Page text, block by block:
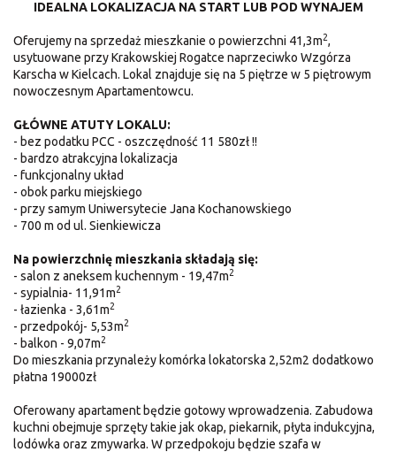
IDEALNA LOKALIZACJA NA START LUB POD WYNAJEM
Oferujemy na sprzedaż mieszkanie o powierzchni 41,3m2,
usytuowane przy Krakowskiej Rogatce naprzeciwko Wzgórza
Karscha w Kielcach. Lokal znajduje się na 5 piętrze w 5 piętrowym
nowoczesnym Apartamentowcu.
GŁÓWNE ATUTY LOKALU:
- bez podatku PCC - oszczędność 11 580zł !!
- bardzo atrakcyjna lokalizacja
- funkcjonalny układ
- obok parku miejskiego
- przy samym Uniwersytecie Jana Kochanowskiego
- 700 m od ul. Sienkiewicza
Na powierzchnię mieszkania składają się:
- salon z aneksem kuchennym - 19,47m2
- sypialnia- 11,91m2
- łazienka - 3,61m2
- przedpokój- 5,53m2
- balkon - 9,07m2
Do mieszkania przynależy komórka lokatorska 2,52m2 dodatkowo
płatna 19000zł
Oferowany apartament będzie gotowy wprowadzenia. Zabudowa
kuchni obejmuje sprzęty takie jak okap, piekarnik, płyta indukcyjna,
lodówka oraz zmywarka. W przedpokoju będzie szafa w